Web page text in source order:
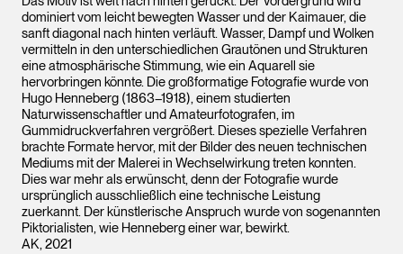
dominiert vom leicht bewegten Wasser und der Kaimauer, die
sanft diagonal nach hinten verläuft. Wasser, Dampf und Wolken
vermitteln in den unterschiedlichen Grautönen und Strukturen
eine atmosphärische Stimmung, wie ein Aquarell sie
hervorbringen könnte. Die großformatige Fotografie wurde von
Hugo Henneberg (1863–1918), einem studierten
Naturwissenschaftler und Amateurfotografen, im
Gummidruckverfahren vergrößert. Dieses spezielle Verfahren
brachte Formate hervor, mit der Bilder des neuen technischen
Mediums mit der Malerei in Wechselwirkung treten konnten.
Dies war mehr als erwünscht, denn der Fotografie wurde
ursprünglich ausschließlich eine technische Leistung
zuerkannt. Der künstlerische Anspruch wurde von sogenannten
Piktorialisten, wie Henneberg einer war, bewirkt.
AK, 2021